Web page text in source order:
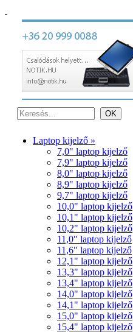
Laptop kijelző »
7,0" laptop kijelző
7,9" laptop kijelző
8,0" laptop kijelző
8,9" laptop kijelző
9,7" laptop kijelző
10,0" laptop kijelző
10,1" laptop kijelző
10,2" laptop kijelző
11,0" laptop kijelző
11,6" laptop kijelző
12,1" laptop kijelző
13,3" laptop kijelző
13,4" laptop kijelző
14,0" laptop kijelző
14,1" laptop kijelző
15,0" laptop kijelző
15,4" laptop kijelző